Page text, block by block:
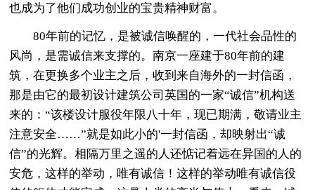
也成为了他们成功创业的宝贵精神财富。
80年前的记忆，是被诚信唤醒的，一代社会品性的
风尚，是需诚信来支撑的。南京一座建于80年前的建
筑，在更换多个业主之后，收到来自海外的一封信函，
那是由它的最初设计建筑公司英国的一家“诚信”机构送
来的：“该楼设计服役年限八十年，现已期满，敬请业主
注意安全……”就是如此小的'一封信函，却映射出“诚
信”的光辉。相隔万里之遥的人还惦记着远在异国的人的
安危，这样的举动，唯有诚信！这样的举动唯有诚信役